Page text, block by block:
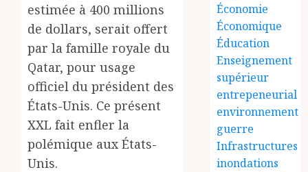
estimée à 400 millions
de dollars, serait offert
par la famille royale du
Qatar, pour usage
officiel du président des
États-Unis. Ce présent
XXL fait enfler la
polémique aux États-
Unis.
Économie
Économique
Éducation
Enseignement
supérieur
entrepeneurial
environnement
guerre
Infrastructures
inondations